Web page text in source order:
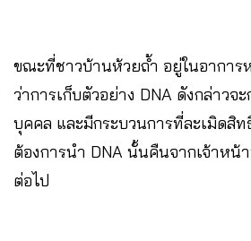
ขณะที่ชาวบ้านห้วยถ้ำ อยู่ในอาการห
ว่าการเก็บตัวอย่าง DNA ดังกล่าวจ
บุคคล และมีกระบวนการที่ละเมิดสิ
ต้องการนำ DNA นั้นคืนจากเจ้าหน้
ต่อไป